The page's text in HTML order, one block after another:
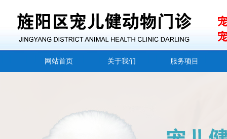
网站首页 关于我们 服务项目